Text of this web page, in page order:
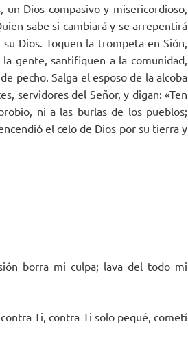
Dios compasivo y misericordioso,
sabe si cambiará y se arrepentirá
Dios. Toquen la trompeta en Sión,
gente, santifiquen a la comunidad,
pecho. Salga el esposo de la alcoba
servidores del Señor, y digan: «Ten
ni a las burlas de los pueblos;
el celo de Dios por su tierra y
borra mi culpa; lava del todo mi
Ti, contra Ti solo pequé, cometí